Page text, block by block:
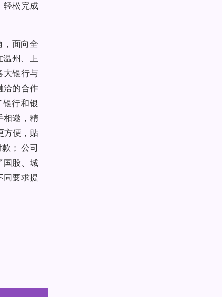
轻松完成
，面向全
温州、上
大银行与
洽的合作
行和银
相邀，精
方便，贴
； 公司
国股、城
同要求提